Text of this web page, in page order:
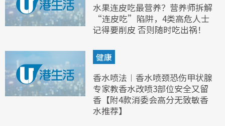
水果连皮吃最营养？营养师拆解
“连皮吃”陷阱，4类高危人士
记得要削皮 否则随时吃出祸！
健康
香水喷法︱香水喷颈恐伤甲状腺
专家教香水改喷3部位安全又留
香【附4款消委会高分无致敏香
水推荐】